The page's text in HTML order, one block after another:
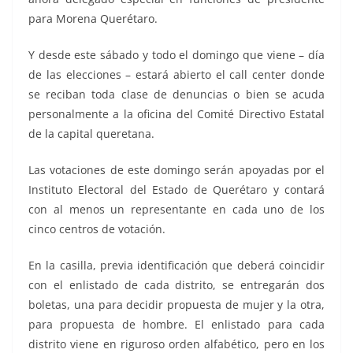
para Morena Querétaro.
Y desde este sábado y todo el domingo que viene – día
de las elecciones – estará abierto el call center donde
se reciban toda clase de denuncias o bien se acuda
personalmente a la oficina del Comité Directivo Estatal
de la capital queretana.
Las votaciones de este domingo serán apoyadas por el
Instituto Electoral del Estado de Querétaro y contará
con al menos un representante en cada uno de los
cinco centros de votación.
En la casilla, previa identificación que deberá coincidir
con el enlistado de cada distrito, se entregarán dos
boletas, una para decidir propuesta de mujer y la otra,
para propuesta de hombre. El enlistado para cada
distrito viene en riguroso orden alfabético, pero en los